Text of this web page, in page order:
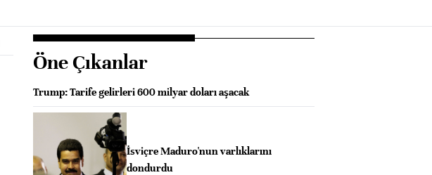
Öne Çıkanlar
Trump: Tarife gelirleri 600 milyar doları aşacak
İsviçre Maduro'nun varlıklarını
dondurdu